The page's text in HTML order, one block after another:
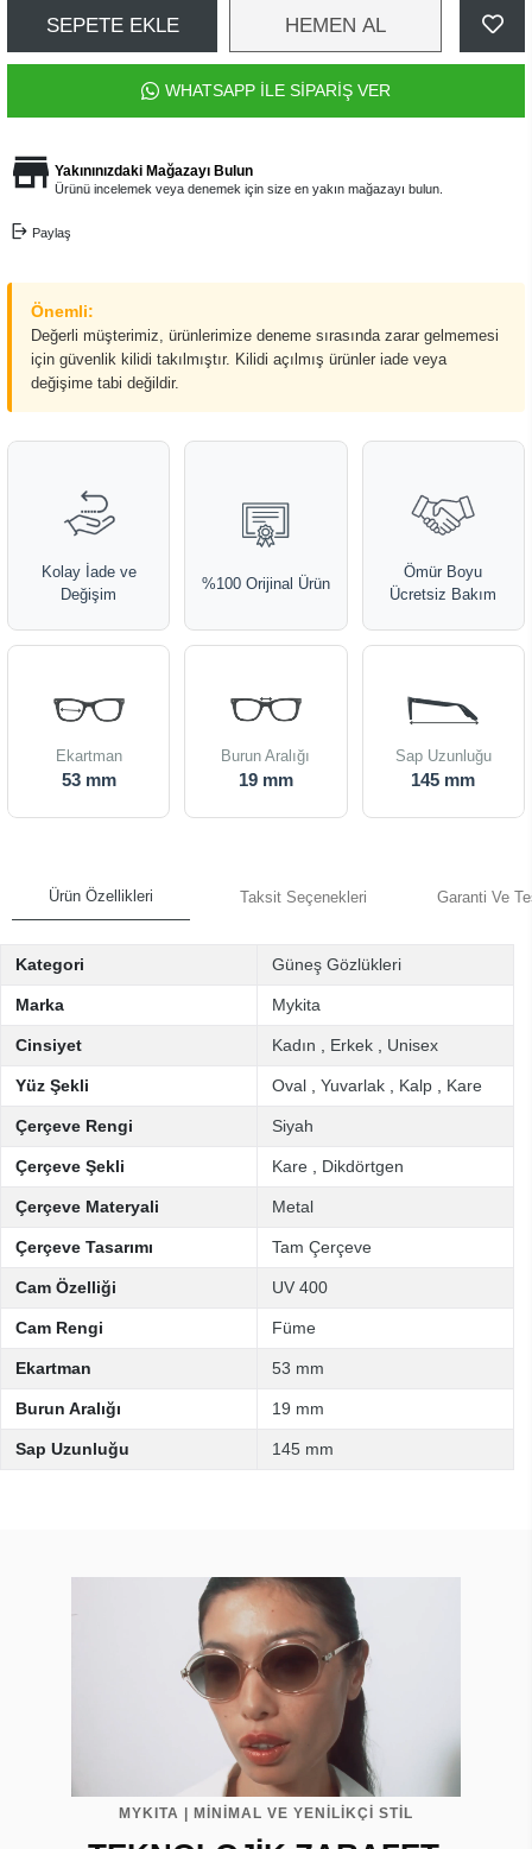
SEPETE EKLE HEMEN AL
WHATSAPP İLE SİPARİŞ VER
Yakınınızdaki Mağazayı Bulun
Ürünü incelemek veya denemek için size en yakın mağazayı bulun.
Paylaş
Önemli:
Değerli müşterimiz, ürünlerimize deneme sırasında zarar gelmemesi
için güvenlik kilidi takılmıştır. Kilidi açılmış ürünler iade veya
değişime tabi değildir.
Kolay İade ve
Değişim
%100 Orijinal Ürün
Ömür Boyu
Ücretsiz Bakım
Ekartman
53 mm
Burun Aralığı
19 mm
Sap Uzunluğu
145 mm
Ürün Özellikleri Taksit Seçenekleri Garanti Ve
Kategori Güneş Gözlükleri
Marka Mykita
Cinsiyet Kadın Erkek Unisex
Yüz Şekli Oval Yuvarlak Kalp Kare
Çerçeve Rengi Siyah
Çerçeve Şekli Kare Dikdörtgen
Çerçeve Materyali Metal
Çerçeve Tasarımı Tam Çerçeve
Cam Özelliği UV 400
Cam Rengi Füme
Ekartman 53 mm
Burun Aralığı 19 mm
Sap Uzunluğu 145 mm
MYKITA | MİNİMAL VE YENİLİKÇİ STİL